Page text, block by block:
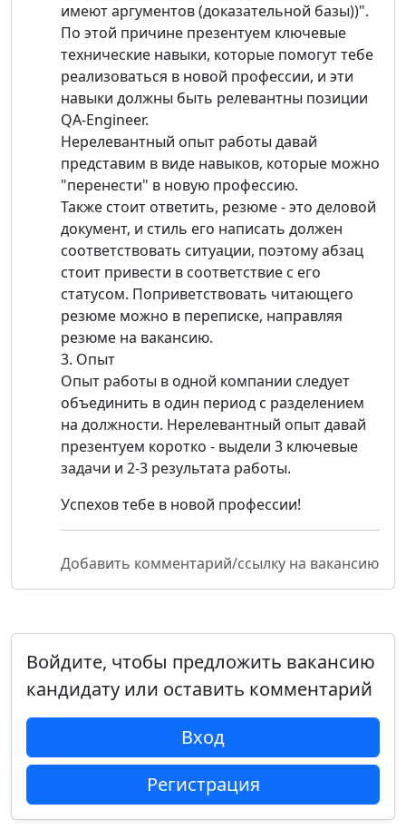
имеют аргументов (доказательной базы))".
По этой причине презентуем ключевые
технические навыки, которые помогут тебе
реализоваться в новой профессии, и эти
навыки должны быть релевантны позиции
QA-Engineer.
Нерелевантный опыт работы давай
представим в виде навыков, которые можно
"перенести" в новую профессию.
Также стоит ответить, резюме - это деловой
документ, и стиль его написать должен
соответствовать ситуации, поэтому абзац
стоит привести в соответствие с его
статусом. Поприветствовать читающего
резюме можно в переписке, направляя
резюме на вакансию.
3. Опыт
Опыт работы в одной компании следует
объединить в один период с разделением
на должности. Нерелевантный опыт давай
презентуем коротко - выдели 3 ключевые
задачи и 2-3 результата работы.
Успехов тебе в новой профессии!
Добавить комментарий/ссылку на вакансию
Войдите, чтобы предложить вакансию
кандидату или оставить комментарий
Вход
Регистрация